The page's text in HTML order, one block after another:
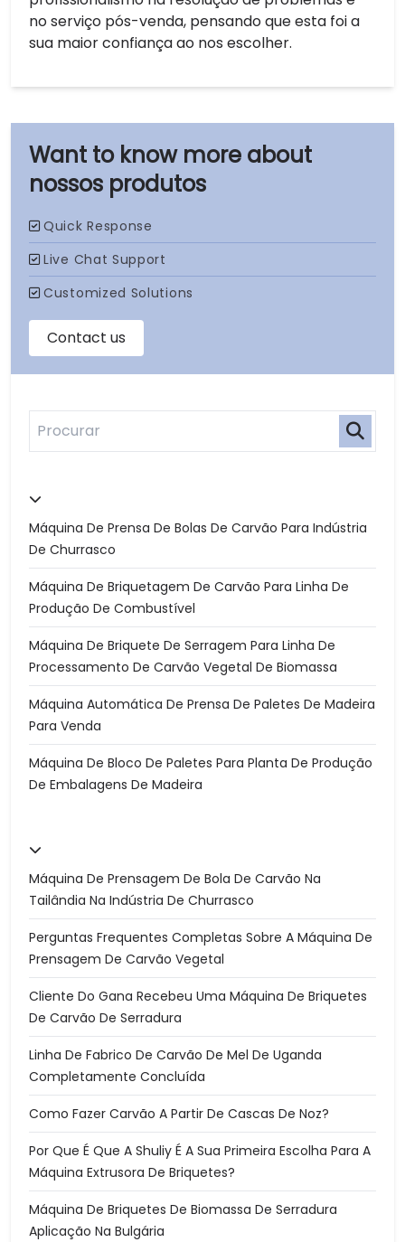
nossos produtos
Máquina De Prensa De Bolas De Carvão Para Indústria
De Churrasco
Máquina De Briquetagem De Carvão Para Linha De
Produção De Combustível
Máquina De Briquete De Serragem Para Linha De
Processamento De Carvão Vegetal De Biomassa
Máquina Automática De Prensa De Paletes De Madeira
Para Venda
Máquina De Bloco De Paletes Para Planta De Produção
De Embalagens De Madeira
Máquina De Prensagem De Bola De Carvão Na
Tailândia Na Indústria De Churrasco
Perguntas Frequentes Completas Sobre A Máquina De
Prensagem De Carvão Vegetal
Cliente Do Gana Recebeu Uma Máquina De Briquetes
De Carvão De Serradura
Linha De Fabrico De Carvão De Mel De Uganda
Completamente Concluída
Como Fazer Carvão A Partir De Cascas De Noz?
Por Que É Que A Shuliy É A Sua Primeira Escolha Para A
Máquina Extrusora De Briquetes?
Máquina De Briquetes De Biomassa De Serradura
Aplicação Na Bulgária
no serviço pós-venda, pensando que esta foi a
sua maior confiança ao nos escolher.